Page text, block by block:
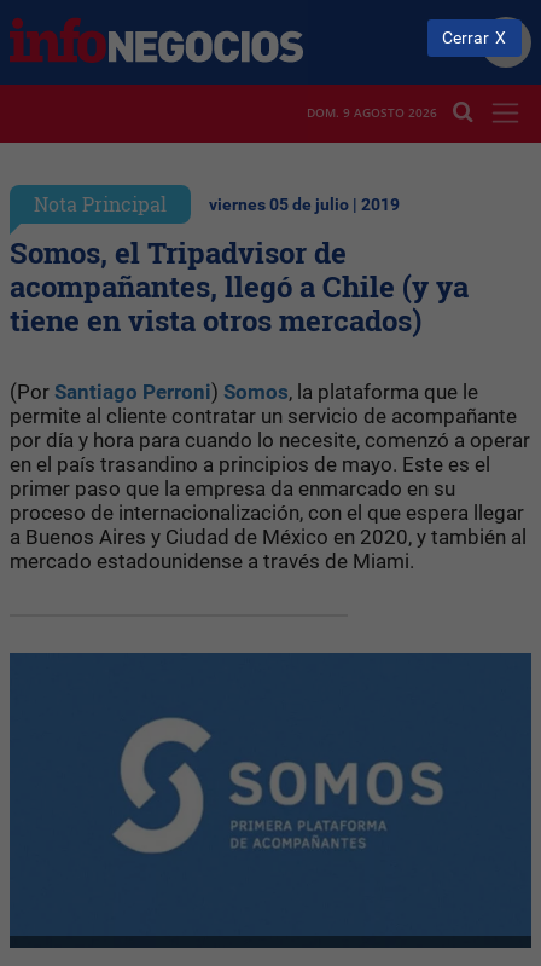
DOM. 9 AGOSTO 2026
Nota Principal viernes 05 de julio | 2019
Somos, el Tripadvisor de
acompañantes, llegó a Chile (y ya
tiene en vista otros mercados)
(Por Santiago Perroni) Somos, la plataforma que le
permite al cliente contratar un servicio de acompañante
por día y hora para cuando lo necesite, comenzó a operar
en el país trasandino a principios de mayo. Este es el
primer paso que la empresa da enmarcado en su
proceso de internacionalización, con el que espera llegar
a Buenos Aires y Ciudad de México en 2020, y también al
mercado estadounidense a través de Miami.
Cerrar